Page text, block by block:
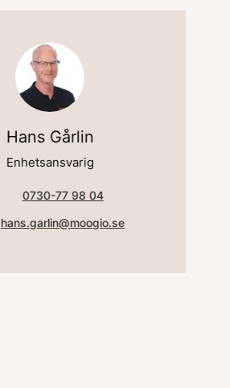
Hans Gårlin
Enhetsansvarig
0730-77 98 04
hans.garlin@moogio.se